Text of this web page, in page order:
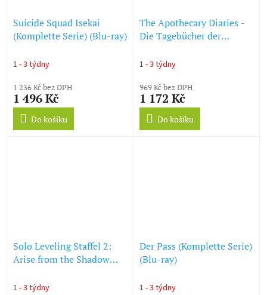
Suicide Squad Isekai
(Komplette Serie) (Blu-ray)
1 - 3 týdny
1 236 Kč bez DPH
1 496 Kč
Do košíku
The Apothecary Diaries -
Die Tagebücher der
1 (Blu-ray)
1 - 3 týdny
969 Kč bez DPH
1 172 Kč
Do košíku
Solo Leveling Staffel 2:
Arise from the Shadow
1 - 3 týdny
Der Pass (Komplette Serie)
(Blu-ray)
1 - 3 týdny